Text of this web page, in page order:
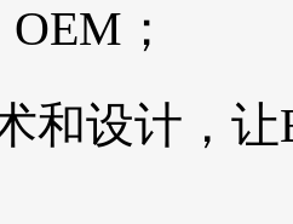
；
和设计，